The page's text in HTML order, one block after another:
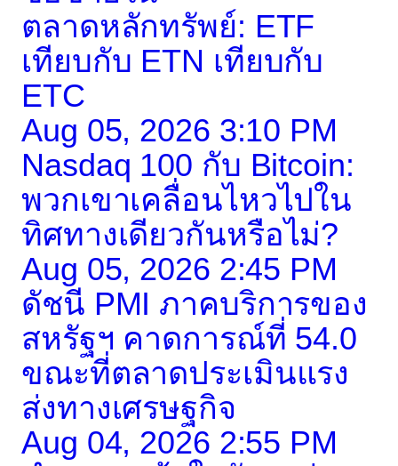
ตลาดหลักทรัพย์: ETF
เทียบกับ ETN เทียบกับ
ETC
Aug 05, 2026 3:10 PM
Nasdaq 100 กับ Bitcoin:
พวกเขาเคลื่อนไหวไปใน
ทิศทางเดียวกันหรือไม่?
Aug 05, 2026 2:45 PM
ดัชนี PMI ภาคบริการของ
สหรัฐฯ คาดการณ์ที่ 54.0
ขณะที่ตลาดประเมินแรง
ส่งทางเศรษฐกิจ
Aug 04, 2026 2:55 PM